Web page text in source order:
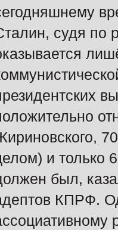
судя по
и только
был,
КПРФ.